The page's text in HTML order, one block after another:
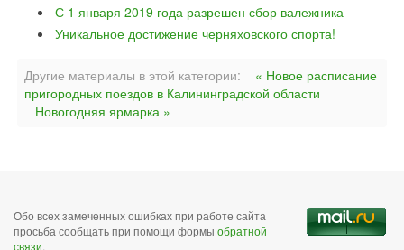
С 1 января 2019 года разрешен сбор валежника
Уникальное достижение черняховского спорта!
Другие материалы в этой категории:
« Новое расписание
пригородных поездов в Калининградской области
Новогодняя ярмарка »
Обо всех замеченных ошибках при работе сайта
просьба сообщать при помощи формы обратной
связи.